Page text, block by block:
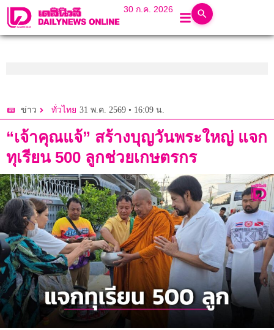
30 ก.ค. 2026
ข่าว ทั่วไทย 31 พ.ค. 2569 • 16:09 น.
“เจ้าคุณแจ้” สร้างบุญวันพระใหญ่ แจก
ทุเรียน 500 ลูกช่วยเกษตรกร